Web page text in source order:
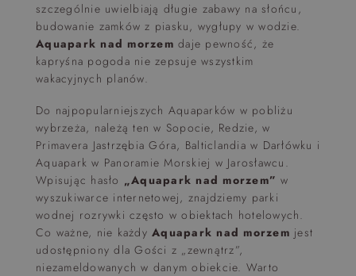
szczególnie uwielbiają długie zabawy na słońcu,
budowanie zamków z piasku, wygłupy w wodzie.
Aquapark nad morzem daje pewność, że
kapryśna pogoda nie zepsuje wszystkim
wakacyjnych planów.
Do najpopularniejszych Aquaparków w pobliżu
wybrzeża, należą ten w Sopocie, Redzie, w
Primavera Jastrzębia Góra, Balticlandia w Darłówku i
Aquapark w Panoramie Morskiej w Jarosławcu.
Wpisując hasło „Aquapark nad morzem” w
wyszukiwarce internetowej, znajdziemy parki
wodnej rozrywki często w obiektach hotelowych.
Co ważne, nie każdy Aquapark nad morzem jest
udostępniony dla Gości z „zewnątrz”,
niezameldowanych w danym obiekcie. Warto